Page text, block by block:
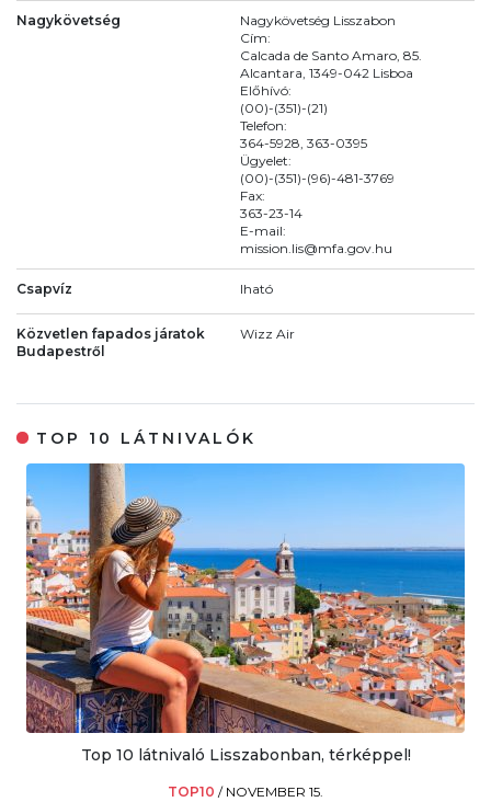
Nagykövetség
Nagykövetség Lisszabon
Cím:
Calcada de Santo Amaro, 85.
Alcantara, 1349-042 Lisboa
Előhívó:
(00)-(351)-(21)
Telefon:
364-5928, 363-0395
Ügyelet:
(00)-(351)-(96)-481-3769
Fax:
363-23-14
E-mail:
mission.lis@mfa.gov.hu
Csapvíz Iható
Közvetlen fapados járatok
Budapestről
Wizz Air
TOP 10 LÁTNIVALÓK
Top 10 látnivaló Lisszabonban, térképpel!
TOP10 / NOVEMBER 15.